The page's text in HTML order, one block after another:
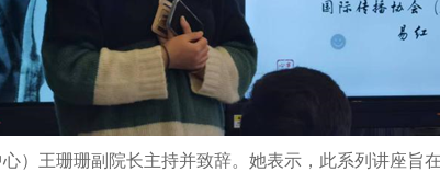
）王珊珊副院长主持并致辞。她表示，此系列讲座旨